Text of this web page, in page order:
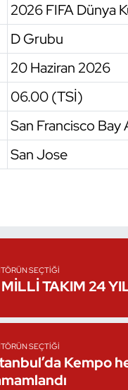
2026 FIFA Dünya
D Grubu
20 Haziran 2026
06.00 (TSİ)
San Francisco Bay
San Jose
SEÇTIĞI
TAKIM 24
SEÇTIĞI
Kempo